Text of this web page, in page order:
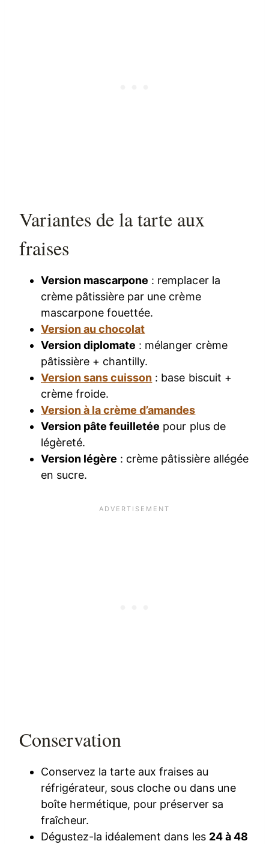
Variantes de la tarte aux
fraises
Version mascarpone : remplacer la
crème pâtissière par une crème
mascarpone fouettée.
Version au chocolat
Version diplomate : mélanger crème
pâtissière + chantilly.
Version sans cuisson : base biscuit +
crème froide.
Version à la crème d’amandes
Version pâte feuilletée pour plus de
légèreté.
Version légère : crème pâtissière allégée
en sucre.
Conservation
Conservez la tarte aux fraises au
réfrigérateur, sous cloche ou dans une
boîte hermétique, pour préserver sa
fraîcheur.
Dégustez-la idéalement dans les 24 à 48